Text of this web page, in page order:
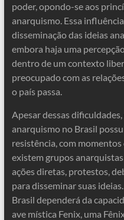
poder, opondo-se aos
anarquismo. Essa
disseminação das ideias
embora haja uma
dentro de um contexto
preocupado com as
o país passa.
Apesar dessas
anarquismo no Brasil
resistência, com
existem grupos
ações diretas, protestos,
para disseminar suas
Brasil dependerá da
ave mística Fenix, uma